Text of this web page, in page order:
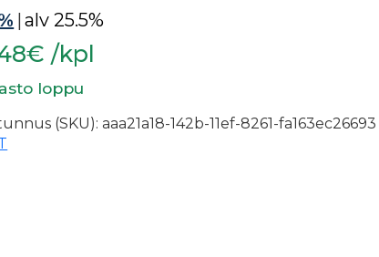
|alv 25.5%
/kpl
loppu
(SKU):aaa21a18-142b-11ef-8261-fa163ec26693